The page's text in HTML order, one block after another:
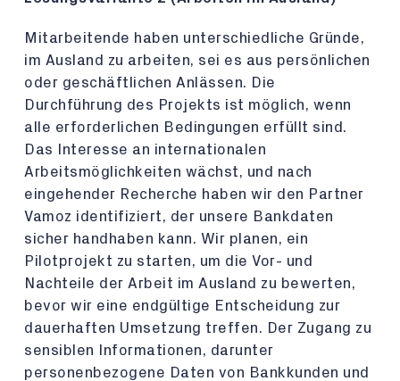
Mitarbeitende haben unterschiedliche Gründe,
im Ausland zu arbeiten, sei es aus persönlichen
oder geschäftlichen Anlässen. Die
Durchführung des Projekts ist möglich, wenn
alle erforderlichen Bedingungen erfüllt sind.
Das Interesse an internationalen
Arbeitsmöglichkeiten wächst, und nach
eingehender Recherche haben wir den Partner
Vamoz identifiziert, der unsere Bankdaten
sicher handhaben kann. Wir planen, ein
Pilotprojekt zu starten, um die Vor- und
Nachteile der Arbeit im Ausland zu bewerten,
bevor wir eine endgültige Entscheidung zur
dauerhaften Umsetzung treffen. Der Zugang zu
sensiblen Informationen, darunter
personenbezogene Daten von Bankkunden und